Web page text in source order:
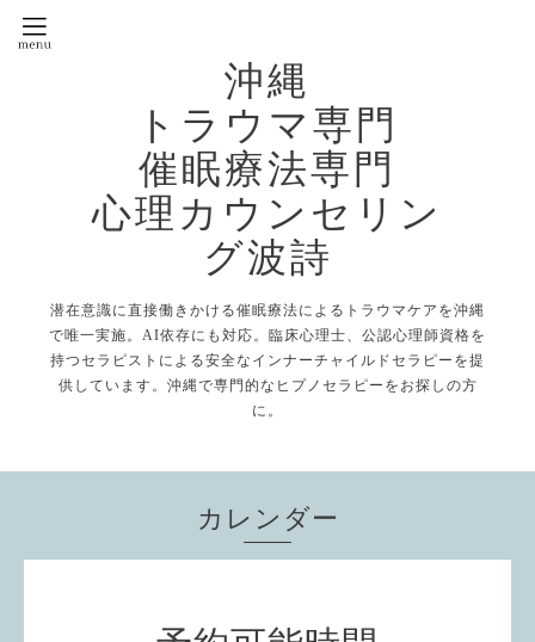
沖縄
トラウマ専門
催眠療法専門
心理カウンセリン
グ波詩
潜在意識に直接働きかける催眠療法によるトラウマケアを沖縄
で唯一実施。AI依存にも対応。臨床心理士、公認心理師資格を
持つセラピストによる安全なインナーチャイルドセラピーを提
供しています。沖縄で専門的なヒプノセラピーをお探しの方
に。
カレンダー